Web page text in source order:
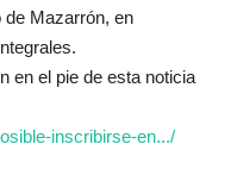
de Mazarrón, en
en el pie de esta noticia
inscribirse-en.../